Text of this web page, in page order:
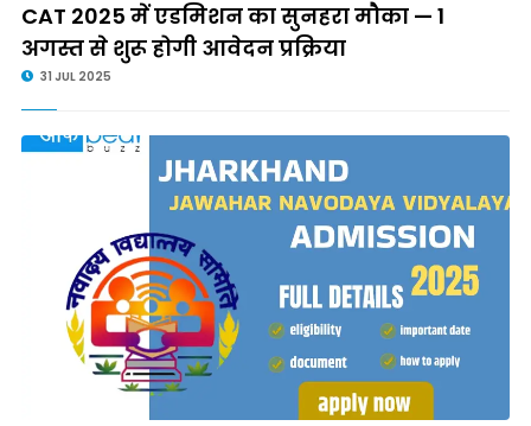
CAT 2025 में एडमिशन का सुनहरा मौका — 1
अगस्त से शुरू होगी आवेदन प्रक्रिया
31 JUL 2025